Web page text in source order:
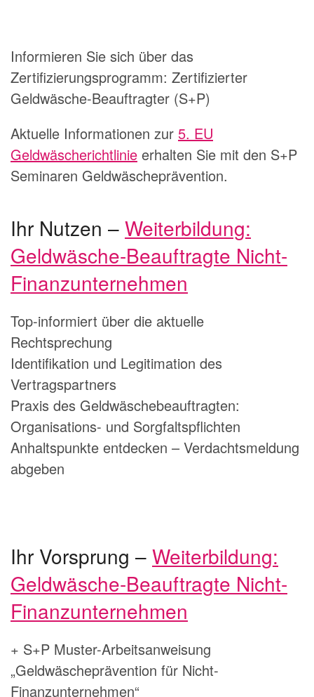
Informieren Sie sich über das
Zertifizierungsprogramm: Zertifizierter
Geldwäsche-Beauftragter (S+P)
Aktuelle Informationen zur 5. EU
Geldwäscherichtlinie erhalten Sie mit den S+P
Seminaren Geldwäscheprävention.
Ihr Nutzen – Weiterbildung:
Geldwäsche-Beauftragte Nicht-
Finanzunternehmen
Top-informiert über die aktuelle
Rechtsprechung
Identifikation und Legitimation des
Vertragspartners
Praxis des Geldwäschebeauftragten:
Organisations- und Sorgfaltspflichten
Anhaltspunkte entdecken – Verdachtsmeldung
abgeben
Ihr Vorsprung – Weiterbildung:
Geldwäsche-Beauftragte Nicht-
Finanzunternehmen
+ S+P Muster-Arbeitsanweisung
„Geldwäscheprävention für Nicht-
Finanzunternehmen“